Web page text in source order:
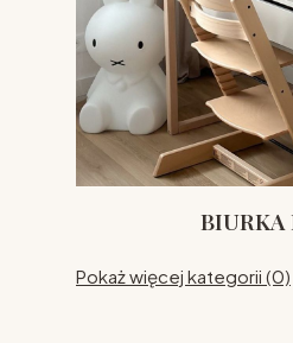
Pokaż więcej kategorii (0)